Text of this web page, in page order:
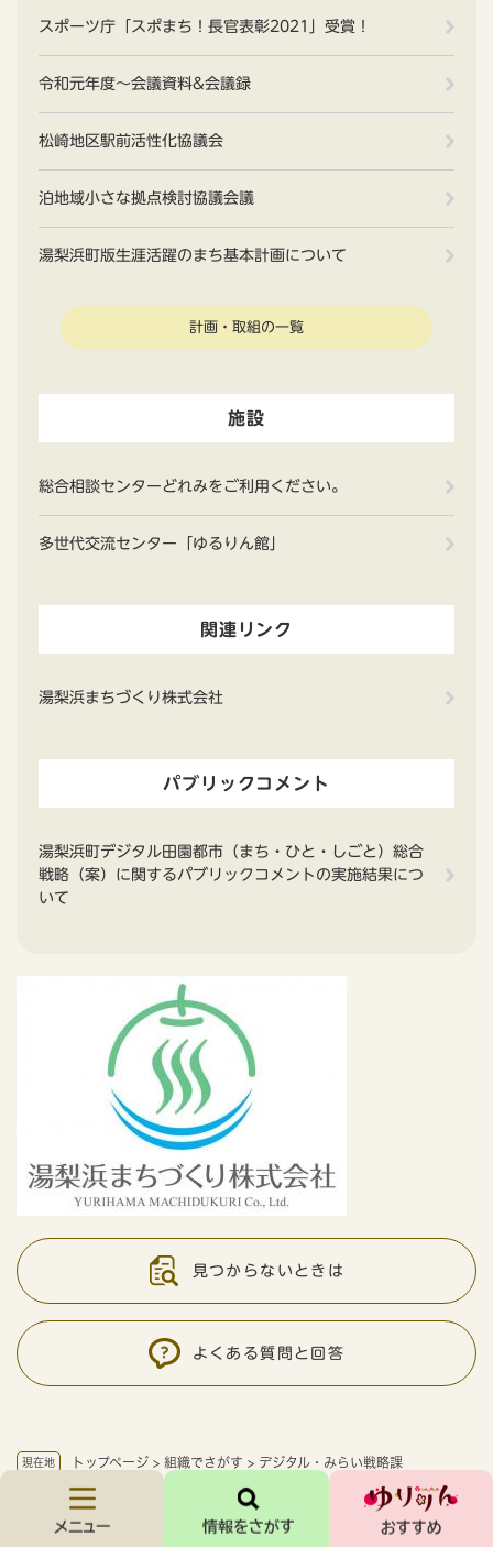
現在地 トップページ > 組織でさがす > デジタル・みらい戦略課
スポーツ庁「スポまち！長官表彰2021」受賞！
令和元年度～会議資料&会議録
松崎地区駅前活性化協議会
泊地域小さな拠点検討協議会議
湯梨浜町版生涯活躍のまち基本計画について
計画・取組の一覧
施設
総合相談センターどれみをご利用ください。
多世代交流センター「ゆるりん館」
関連リンク
湯梨浜まちづくり株式会社
パブリックコメント
湯梨浜町デジタル田園都市（まち・ひと・しごと）総合
戦略（案）に関するパブリックコメントの実施結果につ
いて
見つからないときは
よくある質問と回答